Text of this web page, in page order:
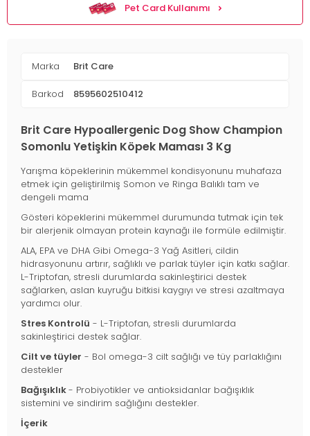
Pet Card Kullanımı
Marka Brit Care
Barkod 8595602510412
Brit Care Hypoallergenic Dog Show Champion
Somonlu Yetişkin Köpek Maması 3 Kg
Yarışma köpeklerinin mükemmel kondisyonunu muhafaza
etmek için geliştirilmiş Somon ve Ringa Balıklı tam ve
dengeli mama
Gösteri köpeklerini mükemmel durumunda tutmak için tek
bir alerjenik olmayan protein kaynağı ile formüle edilmiştir.
ALA, EPA ve DHA Gibi Omega-3 Yağ Asitleri, cildin
hidrasyonunu artırır, sağlıklı ve parlak tüyler için katkı sağlar.
L-Triptofan, stresli durumlarda sakinleştirici destek
sağlarken, aslan kuyruğu bitkisi kaygıyı ve stresi azaltmaya
yardımcı olur.
Stres Kontrolü - L-Triptofan, stresli durumlarda
sakinleştirici destek sağlar.
Cilt ve tüyler - Bol omega-3 cilt sağlığı ve tüy parlaklığını
destekler
Bağışıklık- Probiyotikler ve antioksidanlar bağışıklık
sistemini ve sindirim sağlığını destekler.
İçerik